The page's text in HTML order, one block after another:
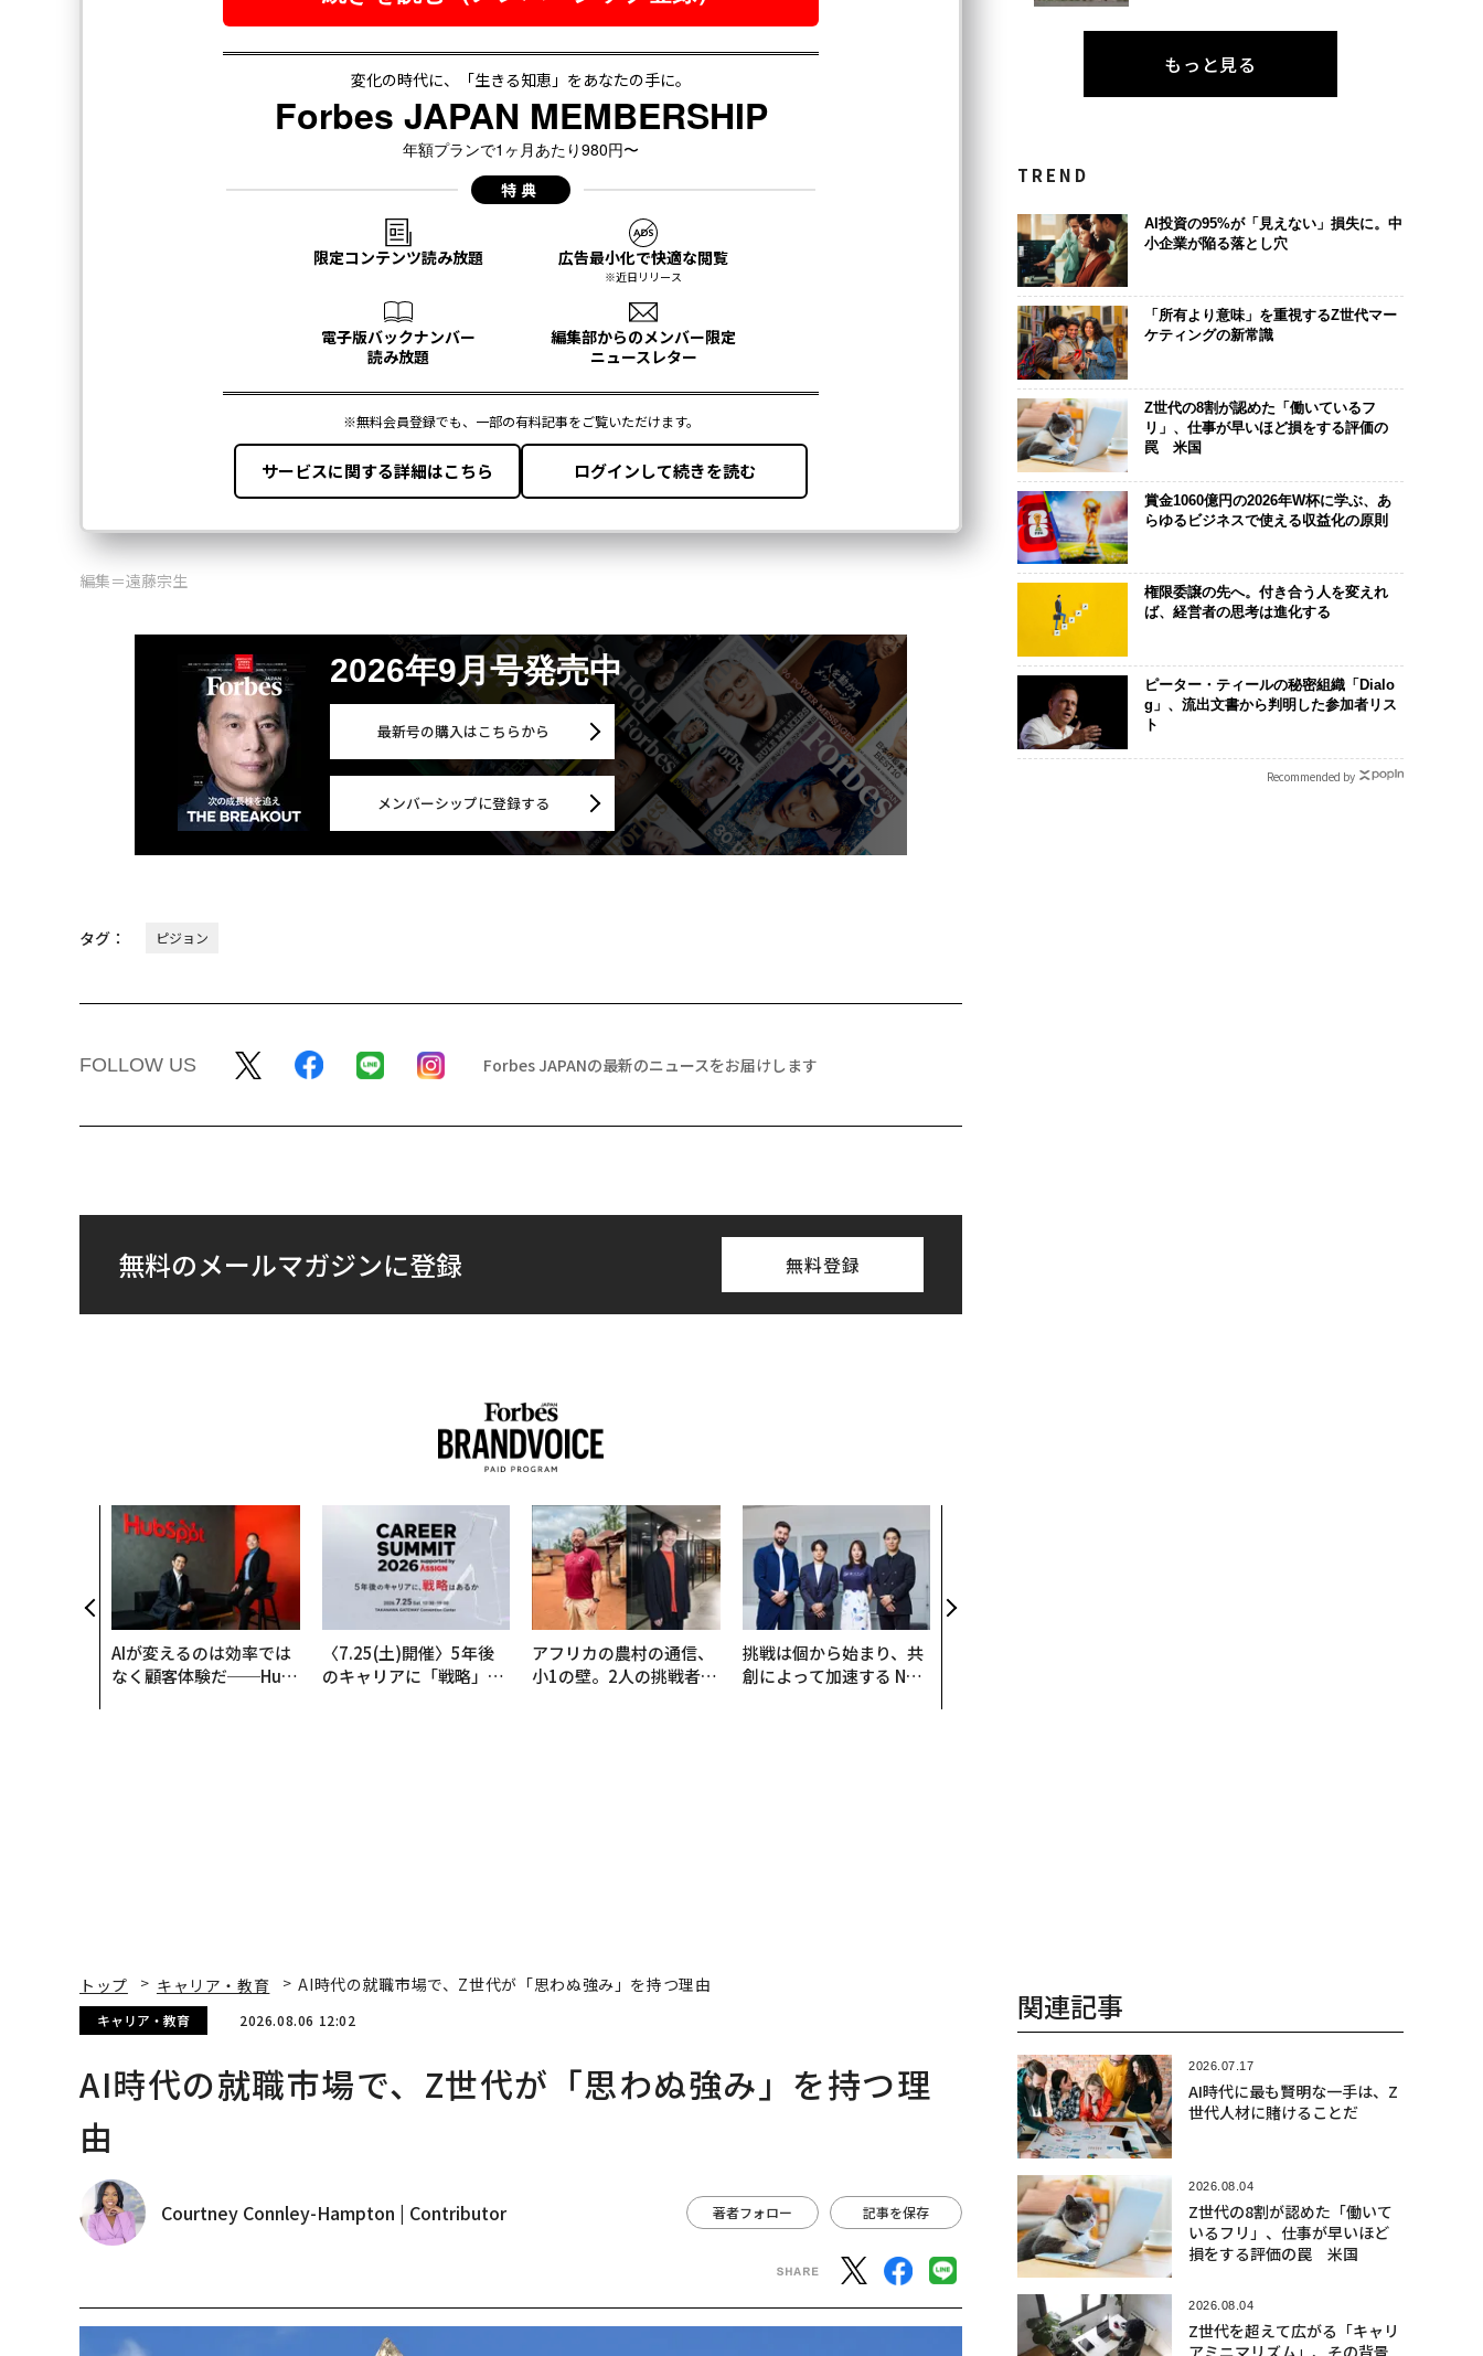
編集＝遠藤宗生
2026年9月号発売中
最新号の購入はこちらから
メンバーシップに登録する
タグ： ピジョン
FOLLOW US Forbes JAPANの最新のニュースをお届けします
無料のメールマガジンに登録 無料登録
AIが変えるのは効率では
なく顧客体験だ──Hub
〈7.25(土)開催〉5年後
のキャリアに「戦略」は
アフリカの農村の通信、
小1の壁。2人の挑戦者が
挑戦は個から始まり、共
創によって加速する NOR
もっと見る
TREND
AI投資の95%が「見えない」損失に。中
小企業が陥る落とし穴
「所有より意味」を重視するZ世代マー
ケティングの新常識
Z世代の8割が認めた「働いているフ
リ」、仕事が早いほど損をする評価の
罠 米国
賞金1060億円の2026年W杯に学ぶ、あ
らゆるビジネスで使える収益化の原則
権限委譲の先へ。付き合う人を変えれ
ば、経営者の思考は進化する
ピーター・ティールの秘密組織「Dialo
g」、流出文書から判明した参加者リス
ト
Recommended by
トップ キャリア・教育 AI時代の就職市場で、Z世代が「思わぬ強み」を持つ理由
キャリア・教育 2026.08.06 12:02
AI時代の就職市場で、Z世代が「思わぬ強み」を持つ理
由
Courtney Connley-Hampton | Contributor 著者フォロー 記事を保存
関連記事
2026.07.17
AI時代に最も賢明な一手は、Z
世代人材に賭けることだ
2026.08.04
Z世代の8割が認めた「働いて
いるフリ」、仕事が早いほど
損をする評価の罠 米国
2026.08.04
Z世代を超えて広がる「キャリ